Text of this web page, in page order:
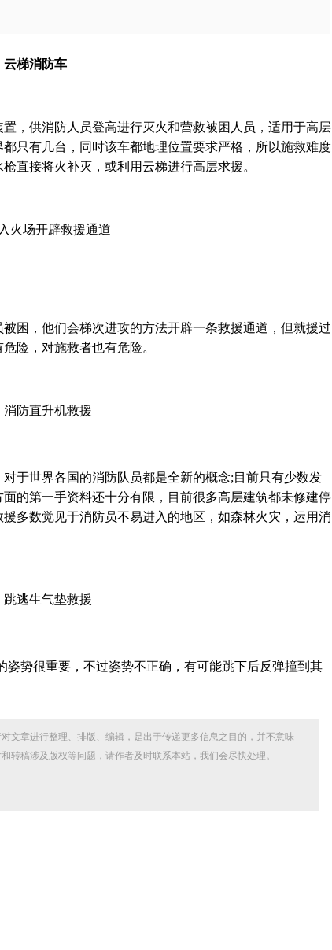
，供消防人员登高进行灭火和营救被困人员，适用于高层
只有几台，同时该车都地理位置要求严格，所以施救难度
直接将火补灭，或利用云梯进行高层求援。
困，他们会梯次进攻的方法开辟一条救援通道，但就援过
险，对施救者也有危险。
于世界各国的消防队员都是全新的概念;目前只有少数发
的第一手资料还十分有限，目前很多高层建筑都未修建停
多数觉见于消防员不易进入的地区，如森林火灾，运用消
姿势很重要，不过姿势不正确，有可能跳下后反弹撞到其
文章进行整理、排版、编辑，是出于传递更多信息之目的，并不意味
转稿涉及版权等问题，请作者及时联系本站，我们会尽快处理。